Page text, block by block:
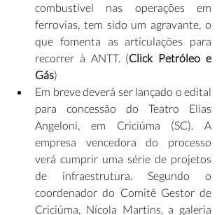
combustível nas operações em
ferrovias, tem sido um agravante, o
que fomenta as articulações para
recorrer à ANTT. (Click Petróleo e
Gás)
Em breve deverá ser lançado o edital
para concessão do Teatro Elias
Angeloni, em Criciúma (SC). A
empresa vencedora do processo
verá cumprir uma série de projetos
de infraestrutura. Segundo o
coordenador do Comitê Gestor de
Criciúma, Nícola Martins, a galeria